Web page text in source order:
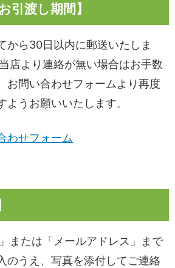
引渡し期間】
から30日以内に郵送いたしま
店より連絡が無い場合はお手数
お問い合わせフォームより再度
ようお願いいたします。
わせフォーム
または「メールアドレス」まで
のうえ、写真を添付してご連絡